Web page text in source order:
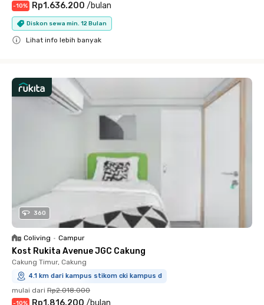
-10% Rp1.636.200 /bulan
Diskon sewa min. 12 Bulan
Lihat info lebih banyak
360
Coliving • Campur
Kost Rukita Avenue JGC Cakung
Cakung Timur, Cakung
4.1 km dari kampus stikom cki kampus d
mulai dari Rp2.018.000
-10% Rp1.816.200 /bulan